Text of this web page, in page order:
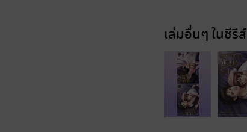
เล่มอื่นๆ ในซีรีส์